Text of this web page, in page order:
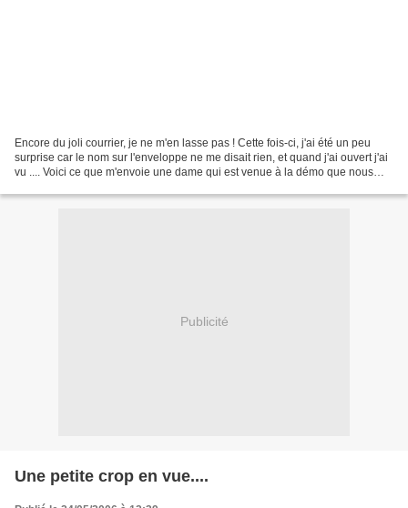
Encore du joli courrier, je ne m'en lasse pas ! Cette fois-ci, j'ai été un peu
surprise car le nom sur l'enveloppe ne me disait rien, et quand j'ai ouvert j'ai
vu .... Voici ce que m'envoie une dame qui est venue à la démo que nous
Publicité
Une petite crop en vue....